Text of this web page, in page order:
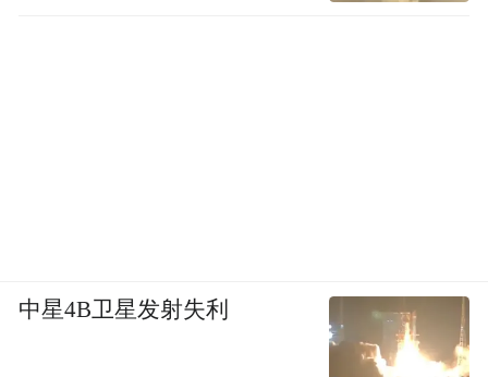
中星4B卫星发射失利